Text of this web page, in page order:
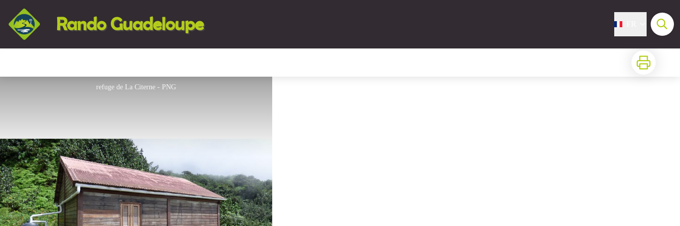
Rando Guadeloupe
Imprimer
refuge de La Citerne - PNG